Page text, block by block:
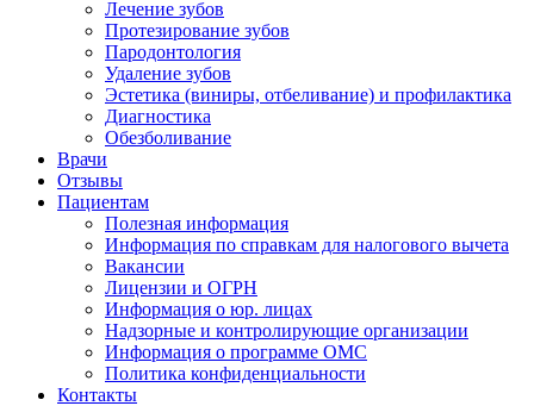
Лечение зубов
Протезирование зубов
Пародонтология
Удаление зубов
Эстетика (виниры, отбеливание) и профилактика
Диагностика
Обезболивание
Врачи
Отзывы
Пациентам
Полезная информация
Информация по справкам для налогового вычета
Вакансии
Лицензии и ОГРН
Информация о юр. лицах
Надзорные и контролирующие организации
Информация о программе ОМС
Политика конфиденциальности
Контакты